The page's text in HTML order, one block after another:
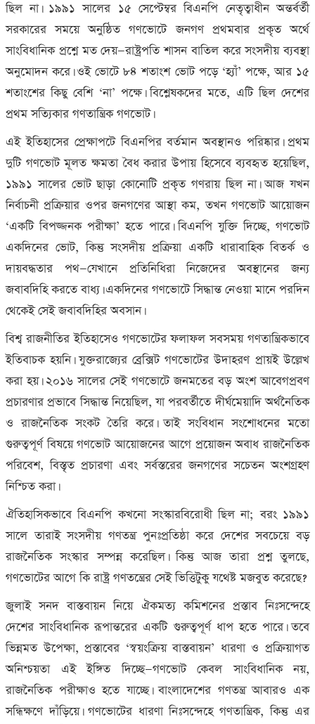
ছিল না। ১৯৯১ সালের ১৫ সেপ্টেম্বর বিএনপি নেতৃত্বাধীন অন্তর্বর্তী
সরকারের সময়ে অনুষ্ঠিত গণভোটে জনগণ প্রথমবার প্রকৃত অর্থে
সাংবিধানিক প্রশ্নে মত দেয়—রাষ্ট্রপতি শাসন বাতিল করে সংসদীয় ব্যবস্থা
অনুমোদন করে। ওই ভোটে ৮৪ শতাংশ ভোট পড়ে ‘হ্যাঁ’ পক্ষে,আর ১৫
শতাংশের কিছু বেশি ‘না’ পক্ষে। বিশ্লেষকদের মতে, এটি ছিল দেশের
প্রথম সত্যিকার গণতান্ত্রিক গণভোট।
এই ইতিহাসের প্রেক্ষাপটে বিএনপির বর্তমান অবস্থানও পরিষ্কার। প্রথম
দুটি গণভোট মূলত ক্ষমতা বৈধ করার উপায় হিসেবে ব্যবহৃত হয়েছিল,
১৯৯১ সালের ভোট ছাড়া কোনোটি প্রকৃত গণরায় ছিল না। আজ যখন
নির্বাচনী প্রক্রিয়ার ওপর জনগণের আস্থা কম,তখন গণভোট আয়োজন
‘একটি বিপজ্জনক পরীক্ষা’ হতে পারে। বিএনপি যুক্তি দিচ্ছে, গণভোট
একদিনের ভোট,কিন্তু সংসদীয় প্রক্রিয়া একটি ধারাবাহিক বিতর্ক ও
দায়বদ্ধতার পথ—যেখানে প্রতিনিধিরা নিজেদের অবস্থানের জন্য
জবাবদিহি করতে বাধ্য। একদিনের গণভোটে সিদ্ধান্ত নেওয়া মানে পরদিন
থেকেই সেই জবাবদিহির অবসান।
বিশ্ব রাজনীতির ইতিহাসেও গণভোটের ফলাফল সবসময় গণতান্ত্রিকভাবে
ইতিবাচক হয়নি। যুক্তরাজ্যের ব্রেক্সিট গণভোটের উদাহরণ প্রায়ই উল্লেখ
করা হয়। ২০১৬ সালের সেই গণভোটে জনমতের বড় অংশ আবেগপ্রবণ
প্রচারণার প্রভাবে সিদ্ধান্ত নিয়েছিল,যা পরবর্তীতে দীর্ঘমেয়াদি অর্থনৈতিক
ও রাজনৈতিক সংকট তৈরি করে। তাই সংবিধান সংশোধনের মতো
গুরুত্বপূর্ণ বিষয়ে গণভোট আয়োজনের আগে প্রয়োজন অবাধ রাজনৈতিক
পরিবেশ,বিস্তৃত প্রচারণা এবং সর্বস্তরের জনগণের সচেতন অংশগ্রহণ
নিশ্চিত করা।
ঐতিহাসিকভাবে বিএনপি কখনো সংস্কারবিরোধী ছিল না;বরং ১৯৯১
সালে তারাই সংসদীয় গণতন্ত্র পুনঃপ্রতিষ্ঠা করে দেশের সবচেয়ে বড়
রাজনৈতিক সংস্কার সম্পন্ন করেছিল। কিন্তু আজ তারা প্রশ্ন তুলছে,
গণভোটের আগে কি রাষ্ট্র গণতন্ত্রের সেই ভিত্তিটুকু যথেষ্ট মজবুত করেছে?
জুলাই সনদ বাস্তবায়ন নিয়ে ঐকমত্য কমিশনের প্রস্তাব নিঃসন্দেহে
দেশের সাংবিধানিক রূপান্তরের একটি গুরুত্বপূর্ণ ধাপ হতে পারে। তবে
ভিন্নমত উপেক্ষা,প্রস্তাবের ‘স্বয়ংক্রিয় বাস্তবায়ন’ ধারণা ও প্রক্রিয়াগত
অনিশ্চয়তা এই ইঙ্গিত দিচ্ছে—গণভোট কেবল সাংবিধানিক নয়,
রাজনৈতিক পরীক্ষাও হতে যাচ্ছে। বাংলাদেশের গণতন্ত্র আবারও এক
সন্ধিক্ষণে দাঁড়িয়ে। গণভোটের ধারণা নিঃসন্দেহে গণতান্ত্রিক,কিন্তু এর